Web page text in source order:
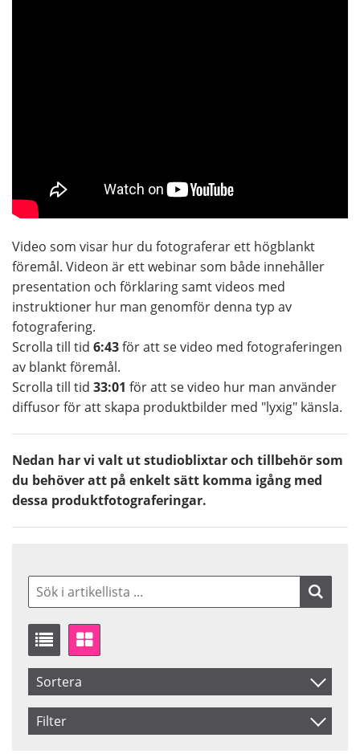
Video som visar hur du fotograferar ett högblankt
föremål. Videon är ett webinar som både innehåller
presentation och förklaring samt videos med
instruktioner hur man genomför denna typ av
fotografering.
Scrolla till tid 6:43för att se video med fotograferingen
av blankt föremål.
Scrolla till tid 33:01 för att se video hur man använder
diffusor för att skapa produktbilder med "lyxig" känsla.
Nedan har vi valt ut studioblixtar och tillbehör som
du behöver att på enkelt sätt komma igång med
dessa produktfotograferingar.
Sortera
Artikelkod
Filter